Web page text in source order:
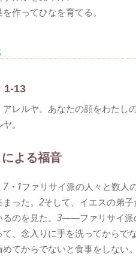
作ってひなを育てる。
1-13
アレルヤ。あなたの顔をわたし
。
よる福音
7・1ファリサイ派の人々と数人
った。 2そして、イエスの弟
のを見た。 3――ファリサイ派
、念入りに手を洗ってからで
めてからでないと食事をしない